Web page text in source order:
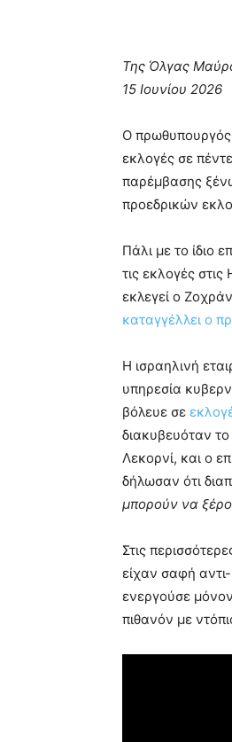
Της Όλγας
15 Ιουνίου 2026
Ο πρωθυπουργός
εκλογές σε
παρέμβασης
προεδρικών
Πάλι με το ίδιο
τις εκλογές
εκλεγεί ο
καταγγέλλει ο
Η ισραηλινή
υπηρεσία
βόλευε σε
διακυβευόταν
Λεκορνί, και ο
δήλωσαν ότι
μπορούν να
Στις
είχαν σαφή
ενεργούσε
πιθανόν με